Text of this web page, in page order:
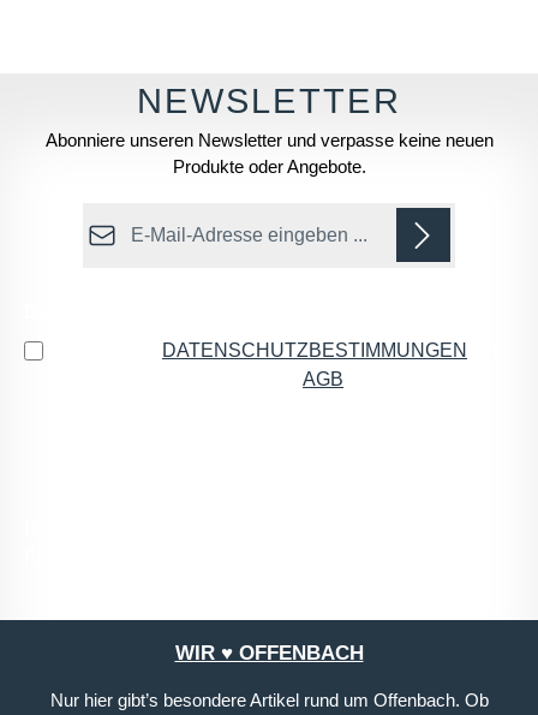
Abonniere unseren Newsletter und verpasse keine neuen
Produkte oder Angebote.
E-Mail-Adresse*
DATENSCHUTZBESTIMMUNGEN
AGB
WIR ♥ OFFENBACH
Nur hier gibt’s besondere Artikel rund um Offenbach. Ob